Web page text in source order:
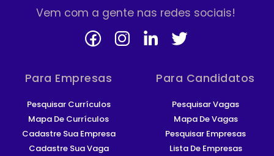
Vem com a gente nas redes sociais!
Para Empresas
Pesquisar Currículos
Mapa De Currículos
Cadastre Sua Empresa
Cadastre Sua Vaga
Para Candidatos
Pesquisar Vagas
Mapa De Vagas
Pesquisar Empresas
Lista De Empresas